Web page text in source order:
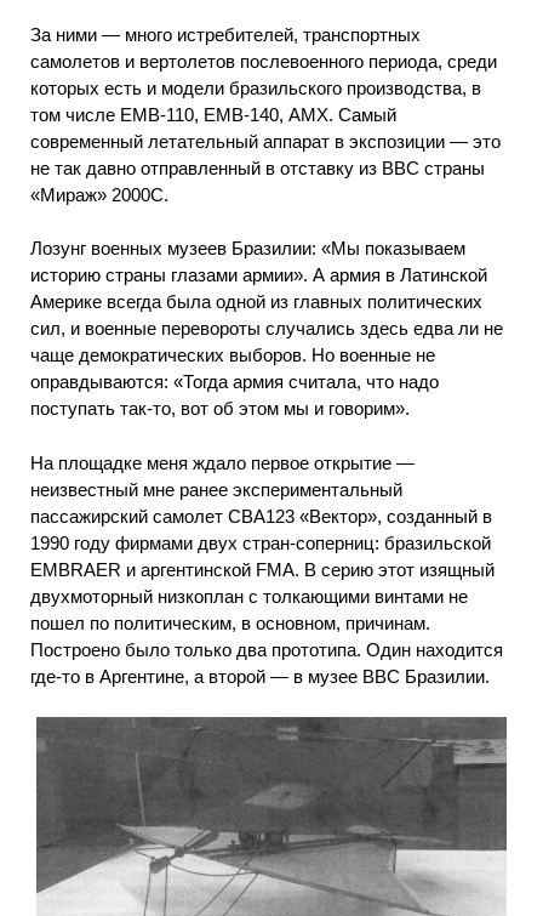
За ними — много истребителей, транспортных
самолетов и вертолетов послевоенного периода, среди
которых есть и модели бразильского производства, в
том числе ЕМВ-110, ЕМВ-140, АМХ. Самый
современный летательный аппарат в экспозиции — это
не так давно отправленный в отставку из ВВС страны
«Мираж» 2000С.
Лозунг военных музеев Бразилии: «Мы показываем
историю страны глазами армии». А армия в Латинской
Америке всегда была одной из главных политических
сил, и военные перевороты случались здесь едва ли не
чаще демократических выборов. Но военные не
оправдываются: «Тогда армия считала, что надо
поступать так-то, вот об этом мы и говорим».
На площадке меня ждало первое открытие —
неизвестный мне ранее экспериментальный
пассажирский самолет СВА123 «Вектор», созданный в
1990 году фирмами двух стран-соперниц: бразильской
EMBRAER и аргентинской FMA. В серию этот изящный
двухмоторный низкоплан с толкающими винтами не
пошел по политическим, в основном, причинам.
Построено было только два прототипа. Один находится
где-то в Аргентине, а второй — в музее ВВС Бразилии.